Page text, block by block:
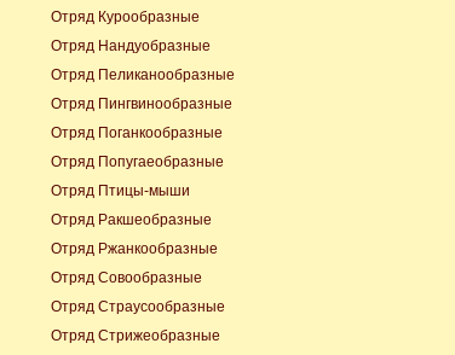
Отряд Курообразные
Отряд Нандуобразные
Отряд Пеликанообразные
Отряд Пингвинообразные
Отряд Поганкообразные
Отряд Попугаеобразные
Отряд Птицы-мыши
Отряд Ракшеобразные
Отряд Ржанкообразные
Отряд Совообразные
Отряд Страусообразные
Отряд Стрижеобразные